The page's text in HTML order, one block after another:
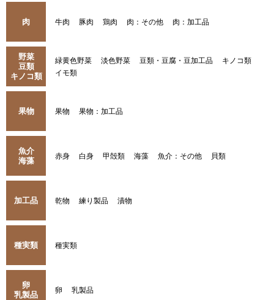
肉 牛肉 豚肉 鶏肉 肉：その他 肉：加工品
野菜
豆類
キノコ類
緑黄色野菜 淡色野菜 豆類・豆腐・豆加工品
キノコ類
イモ類
果物 果物 果物：加工品
魚介
海藻
赤身 白身 甲殻類 海藻 魚介：その他 貝類
加工品 乾物 練り製品 漬物
種実類 種実類
卵
乳製品
卵 乳製品